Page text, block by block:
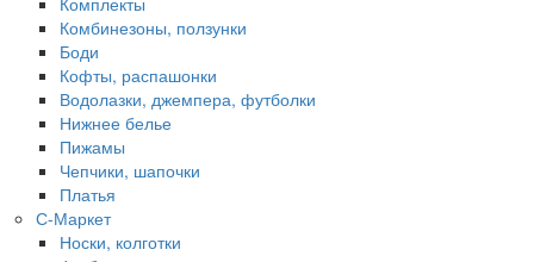
Комбинезоны, ползунки
Боди
Кофты, распашонки
Водолазки, джемпера, футболки
Нижнее белье
Пижамы
Чепчики, шапочки
Платья
С-Маркет
Носки, колготки